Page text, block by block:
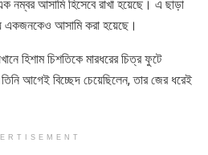
নম্বর আসামি হিসেবে রাখা হয়েছে। এ ছাড়া
একজনকেও আসামি করা হয়েছে।
হিশাম চিশতিকে মারধরের চিত্র ফুটে
আগেই বিচ্ছেদ চেয়েছিলেন, তার জের ধরেই